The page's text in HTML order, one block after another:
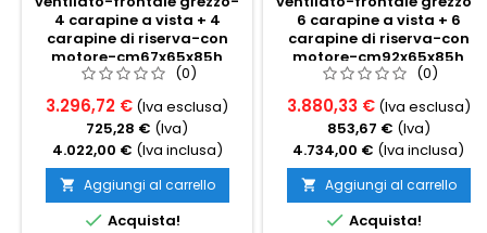
4 carapine a vista + 4
carapine di riserva-con
motore-cm67x65x85h
(0)
3.296,72 € (Iva esclusa)
725,28 € (Iva)
4.022,00 € (Iva inclusa)
 Aggiungi al carrello
 Acquista!
6 carapine a vista + 6
carapine di riserva-con
motore-cm92x65x85h
(0)
3.880,33 € (Iva esclusa)
853,67 € (Iva)
4.734,00 € (Iva inclusa)
 Aggiungi al carrello
 Acquista!